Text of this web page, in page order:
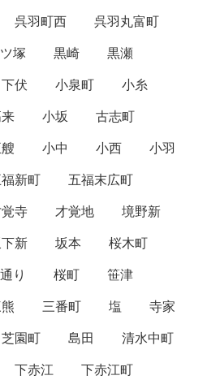
呉羽町西
呉羽丸富町
塚 黒崎
黒瀬
下伏 小泉町
小糸
小坂
古志町
小中 小西
小羽
新町
五福末広町
寺 才覚地
境野新
新 坂本
桜木町
り 桜町
笹津
三番町 塩
寺家
芝園町 島田
清水中町
下赤江
下赤江町